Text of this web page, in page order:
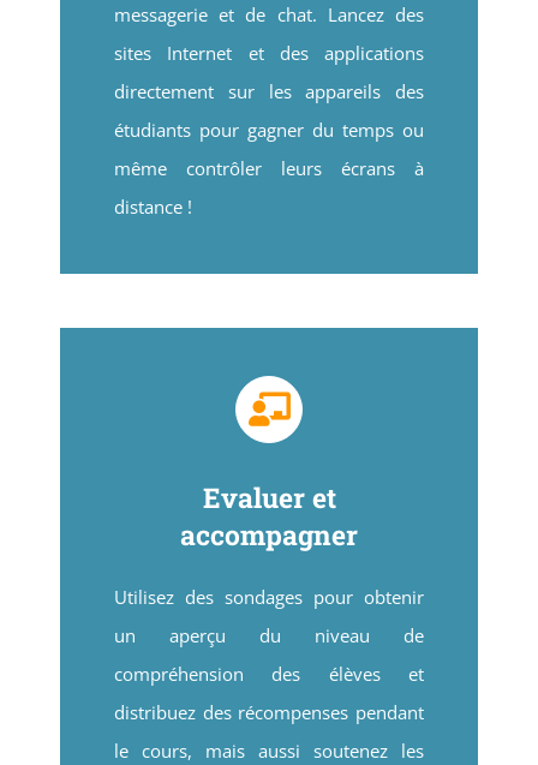
messagerie et de chat. Lancez des
sites Internet et des applications
directement sur les appareils des
étudiants pour gagner du temps ou
même contrôler leurs écrans à
distance !
Evaluer et
accompagner
Utilisez des sondages pour obtenir
un aperçu du niveau de
compréhension des élèves et
distribuez des récompenses pendant
le cours, mais aussi soutenez les